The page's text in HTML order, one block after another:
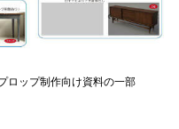
ロップ制作向け資料の一部